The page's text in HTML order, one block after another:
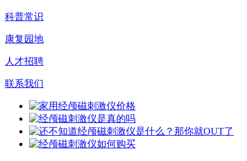
科普常识
康复园地
人才招聘
联系我们